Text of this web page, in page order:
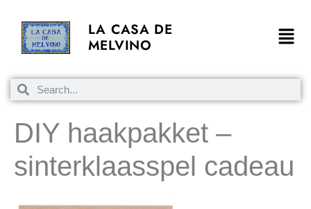
LA CASA DE
MELVINO
DIY haakpakket –
sinterklaasspel cadeau